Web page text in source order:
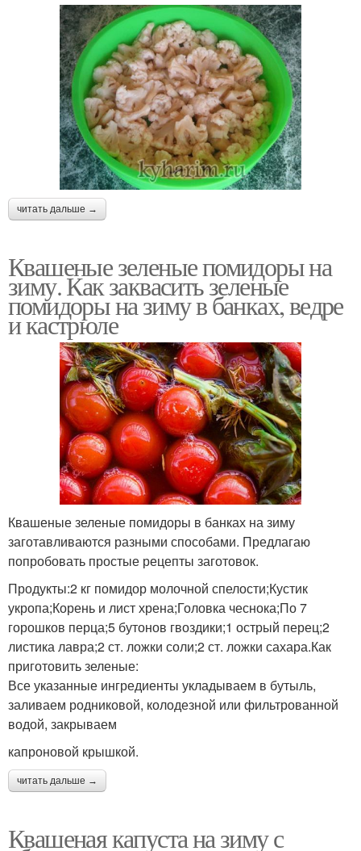
читать дальше →
Квашеные зеленые помидоры на
зиму. Как заквасить зеленые
помидоры на зиму в банках, ведре
и кастрюле
Квашеные зеленые помидоры в банках на зиму
заготавливаются разными способами. Предлагаю
попробовать простые рецепты заготовок.
Продукты:2 кг помидор молочной спелости;Кустик
укропа;Корень и лист хрена;Головка чеснока;По 7
горошков перца;5 бутонов гвоздики;1 острый перец;2
листика лавра;2 ст. ложки соли;2 ст. ложки сахара.Как
приготовить зеленые:
Все указанные ингредиенты укладываем в бутыль,
заливаем родниковой, колодезной или фильтрованной
водой, закрываем
капроновой крышкой.
читать дальше →
Квашеная капуста на зиму с